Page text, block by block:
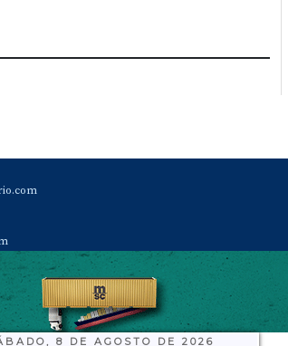
8 DE AGOSTO DE 2026
sas@grupodiario.com
330 18 32